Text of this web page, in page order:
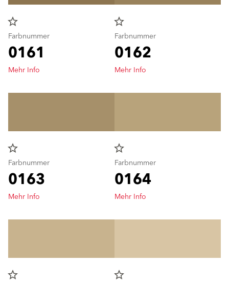
star_border
Farbnummer
0161
Mehr Info
star_border
Farbnummer
0162
Mehr Info
star_border
Farbnummer
0163
Mehr Info
star_border
Farbnummer
0164
Mehr Info
star_border
star_border